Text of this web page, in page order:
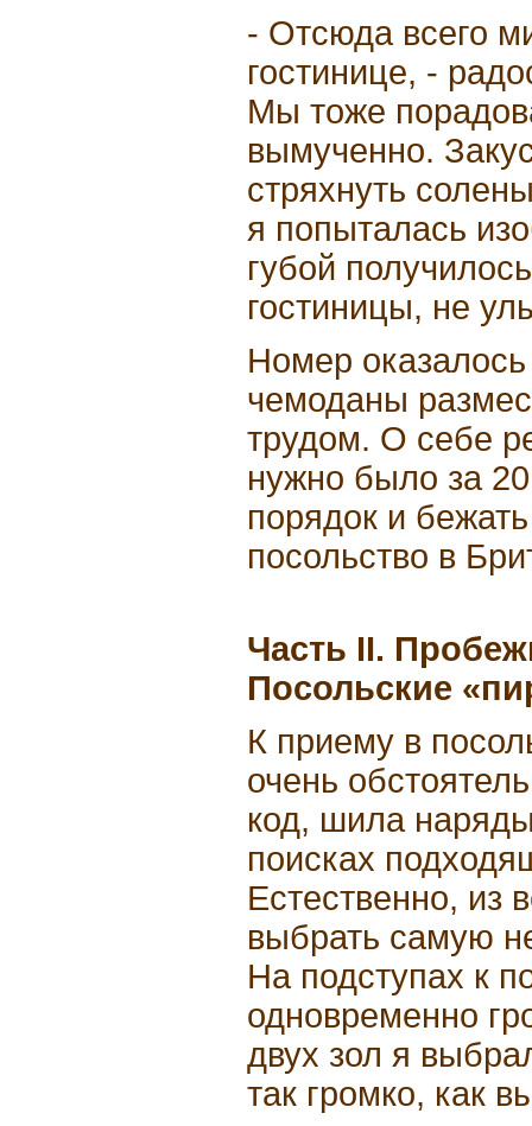
- Отсюда всего
гостинице, -
Мы тоже
вымученно.
стряхнуть
я попыталась
губой
гостиницы, не
Номер
чемоданы
трудом. О себе
нужно было за
порядок и
посольство в
Часть II.
Посольские
К приему в
очень
код, шила
поисках
Естественно, из
выбрать самую
На подступах к
одновременно
двух зол я
так громко, как